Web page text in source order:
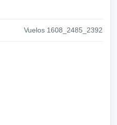
Vuelos 1608_2485_2392